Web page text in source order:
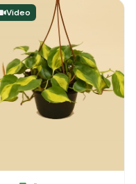
Video